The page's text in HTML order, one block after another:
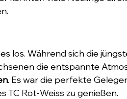
los. Während sich die
die entspannte
. Es war die perfekte
TC Rot-Weiss zu genießen.